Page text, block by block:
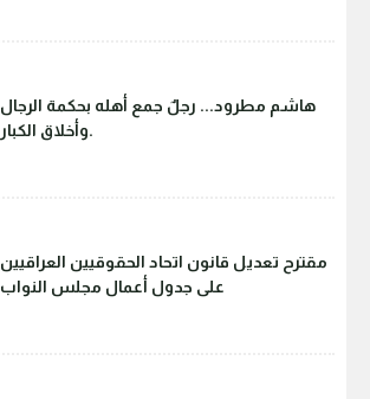
هاشم مطرود... رجلٌ جمع أهله بحكمة الرجال
وأخلاق الكبار.
مقترح تعديل قانون اتحاد الحقوقيين العراقيين
على جدول أعمال مجلس النواب